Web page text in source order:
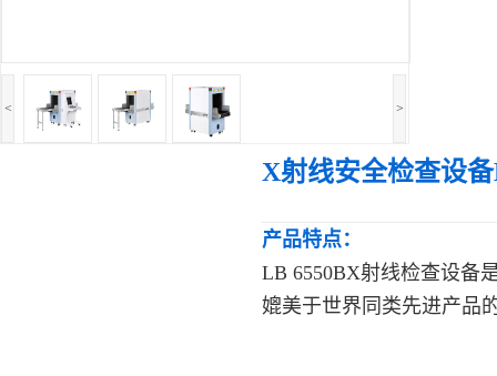
< >
X射线安全检查设
产品特点：
LB 6550BX射线检查设备
媲美于世界同类先进产品